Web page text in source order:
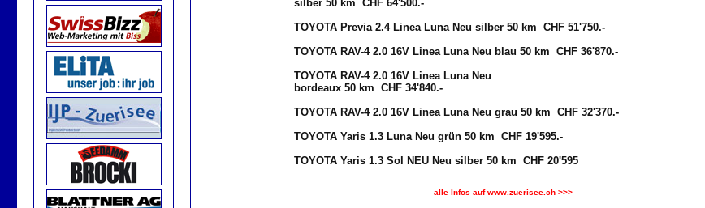
silber 50 km CHF 64'500.-
TOYOTA Previa 2.4 Linea Luna Neu silber 50 km CHF 51'750.-
TOYOTA RAV-4 2.0 16V Linea Luna Neu blau 50 km CHF 36'870.-
TOYOTA RAV-4 2.0 16V Linea Luna Neu
bordeaux 50 km CHF 34'840.-
TOYOTA RAV-4 2.0 16V Linea Luna Neu grau 50 km CHF 32'370.-
TOYOTA Yaris 1.3 Luna Neu grün 50 km CHF 19'595.-
TOYOTA Yaris 1.3 Sol NEU Neu silber 50 km CHF 20'595
alle Infos auf www.zuerisee.ch >>>